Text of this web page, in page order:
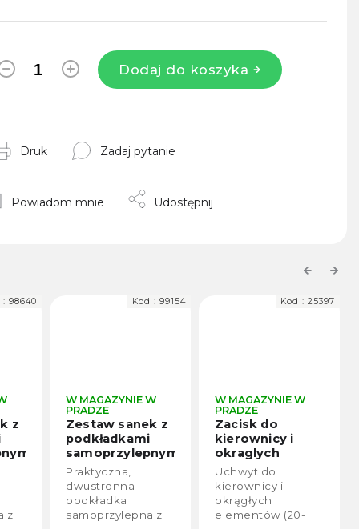
Dodaj do koszyka
Druk Zadaj pytanie
Powiadom mnie Udostępnij
Previous
z
7
z
: 98640
Zestaw sanek z
podkładkami
samoprzylepnymi
do GoPro
13/12/11/10/9/8/7/6
itp.
W MAGAZYNIE W
PRADZE
Praktyczna,
dwustronna
podkładka
samoprzylepna z
Kod : 99154
Zacisk do
kierownicy i
okraglych
ksztaltow z
regulowanym
aluminiowym
ramieniem do
W MAGAZYNIE W
PRADZE
Uchwyt do
kierownicy i
okrągłych
elementów (20-
Kod : 25397
Next